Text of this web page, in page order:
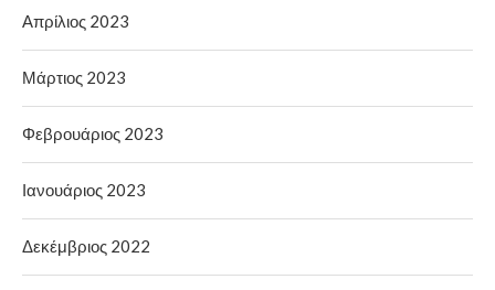
Απρίλιος 2023
Μάρτιος 2023
Φεβρουάριος 2023
Ιανουάριος 2023
Δεκέμβριος 2022